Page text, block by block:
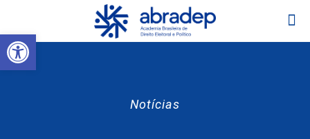
Abrir a barra de ferramentas
Notícias